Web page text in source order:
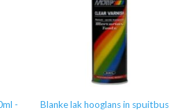
-
Blanke lak hooglans in spuitbus